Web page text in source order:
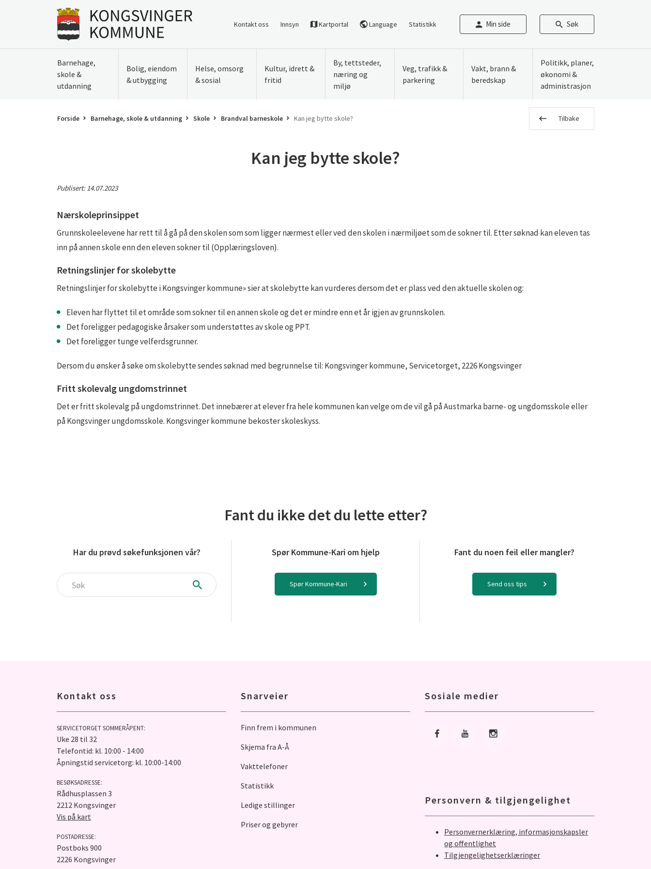
Gå til forsiden
Kontakt oss Innsyn Kartportal Language Statistikk Min side Søk
Barnehage,
skole &
utdanning
Bolig, eiendom
& utbygging
Helse, omsorg
& sosial
Kultur, idrett &
fritid
By, tettsteder,
næring og
miljø
Veg, trafikk &
parkering
Vakt, brann &
beredskap
Politikk, planer,
økonomi &
administrasjon
Forside Barnehage, skole & utdanning Skole Brandval barneskole Kan jeg bytte skole? Tilbake
Kan jeg bytte skole?
Publisert:14.07.2023
Nærskoleprinsippet
Grunnskoleelevene har rett til å gå på den skolen som som ligger nærmest eller ved den skolen i nærmiljøet som de sokner til. Etter søknad kan eleven tas
inn på annen skole enn den eleven sokner til (Opplæringsloven).
Retningslinjer for skolebytte
Retningslinjer for skolebytte i Kongsvinger kommune» sier at skolebytte kan vurderes dersom det er plass ved den aktuelle skolen og:
Eleven har flyttet til et område som sokner til en annen skole og det er mindre enn et år igjen av grunnskolen.
Det foreligger pedagogiske årsaker som understøttes av skole og PPT.
Det foreligger tunge velferdsgrunner.
Dersom du ønsker å søke om skolebytte sendes søknad med begrunnelse til: Kongsvinger kommune, Servicetorget, 2226 Kongsvinger
Fritt skolevalg ungdomstrinnet
Det er fritt skolevalg på ungdomstrinnet. Det innebærer at elever fra hele kommunen kan velge om de vil gå på Austmarka barne- og ungdomsskole eller
på Kongsvinger ungdomsskole. Kongsvinger kommune bekoster skoleskyss.
Fant du ikke det du lette etter?
Har du prøvd søkefunksjonen vår?
Søk
Spør Kommune-Kari om hjelp
Spør Kommune-Kari
Fant du noen feil eller mangler?
Send oss tips
Kontakt oss
SERVICETORGET SOMMERÅPENT:
Uke 28 til 32
Telefontid: kl. 10:00 - 14:00
Åpningstid servicetorg: kl. 10:00-14:00
BESØKSADRESSE:
Rådhusplassen 3
2212 Kongsvinger
Vis på kart
POSTADRESSE:
Postboks 900
2226 Kongsvinger
Snarveier
Finn frem i kommunen
Skjema fra A-Å
Vakttelefoner
Statistikk
Ledige stillinger
Priser og gebyrer
Sosiale medier
Gå til Facebook
Gå til YoutubeGå til Instagram
Personvern & tilgjengelighet
Personvernerklæring, informasjonskapsler
og offentlighet
Tilgjengelighetserklæringer